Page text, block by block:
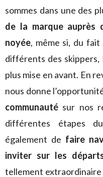
sommes dans une des
de la marque auprès
noyée, même si, du
différents des skippers,
plus mise en avant. En
nous donne
communauté sur nos
différentes étapes
également de faire
inviter sur les
tellement extraordinaire